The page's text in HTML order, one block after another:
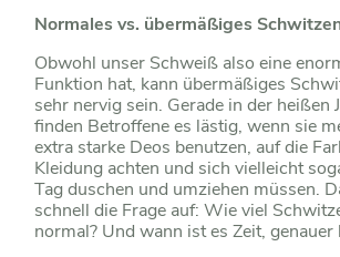
Normales vs. übermäßiges
Obwohl unser Schweiß also eine
Funktion hat, kann übermäßiges
sehr nervig sein. Gerade in der heißen
finden Betroffene es lästig, wenn sie
extra starke Deos benutzen, auf die
Kleidung achten und sich vielleicht
Tag duschen und umziehen müssen.
schnell die Frage auf: Wie viel
normal? Und wann ist es Zeit, genauer